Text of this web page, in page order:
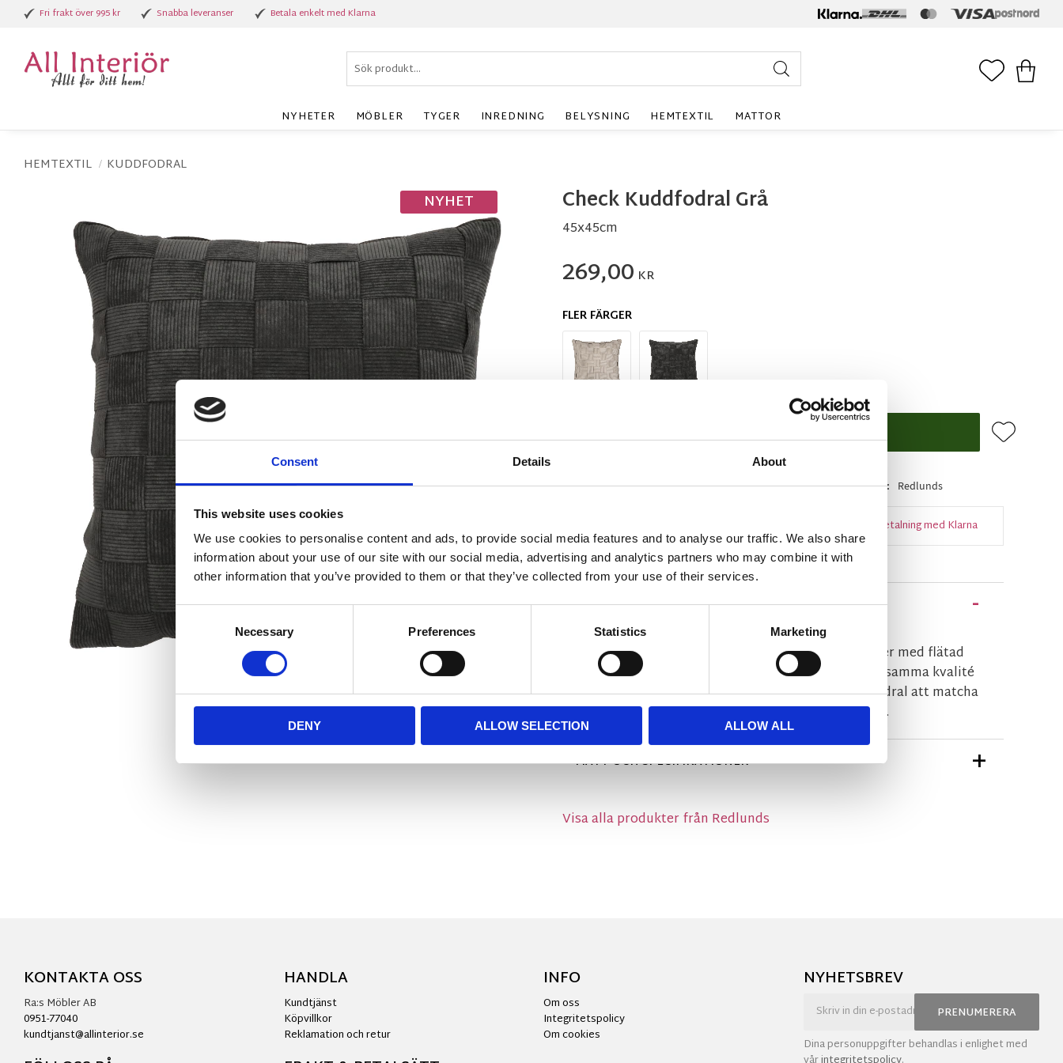
Consent Details About
This website uses cookies
We use cookies to personalise content and ads, to provide social media features and to analyse our traffic. We also share
information about your use of our site with our social media, advertising and analytics partners who may combine it with
other information that you’ve provided to them or that they’ve collected from your use of their services.
Consent
Selection
Necessary Preferences Statistics Marketing
DENY ALLOW SELECTION ALLOW ALL
Fri frakt över 995 kr Snabba leveranser Betala enkelt med Klarna
NYHETER MÖBLER TYGER INREDNING BELYSNING HEMTEXTIL MATTOR
HEMTEXTIL KUDDFODRAL
Check Kuddfodral Grå
45x45cm
NYHET
269,00 KR
FLER FÄRGER
st KÖP Lägg till i
Lagerstatus 3 st i lager Artikelnr 26553 Tillverkare Redlunds
Enkel betalning med Klarna
BESKRIVNING
Stilrent enfärgat kuddfodral i gråfärgad manchester med flätad
effekt på framsidan och slät struktur på baksidan i samma kvalité
och färg. Dold dragkejda nertill. Ett perfekt kuddfodral att matcha
till mönstrade kuddar men även vill ha lite struktur.
MÅTT OCH SPECIFIKATIONER
Visa alla produkter från Redlunds
KONTAKTA OSS
Ra:s Möbler AB
0951-77040
kundtjanst@allinterior.se
HANDLA
Kundtjänst
Köpvillkor
Reklamation och retur
INFO
Om oss
Integritetspolicy
Om cookies
NYHETSBREV
PRENUMERERA
Dina personuppgifter behandlas i enlighet med